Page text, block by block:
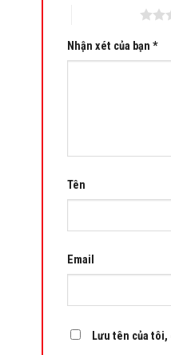
Nhận xét của bạn *
Tên
Email
Lưu tên của